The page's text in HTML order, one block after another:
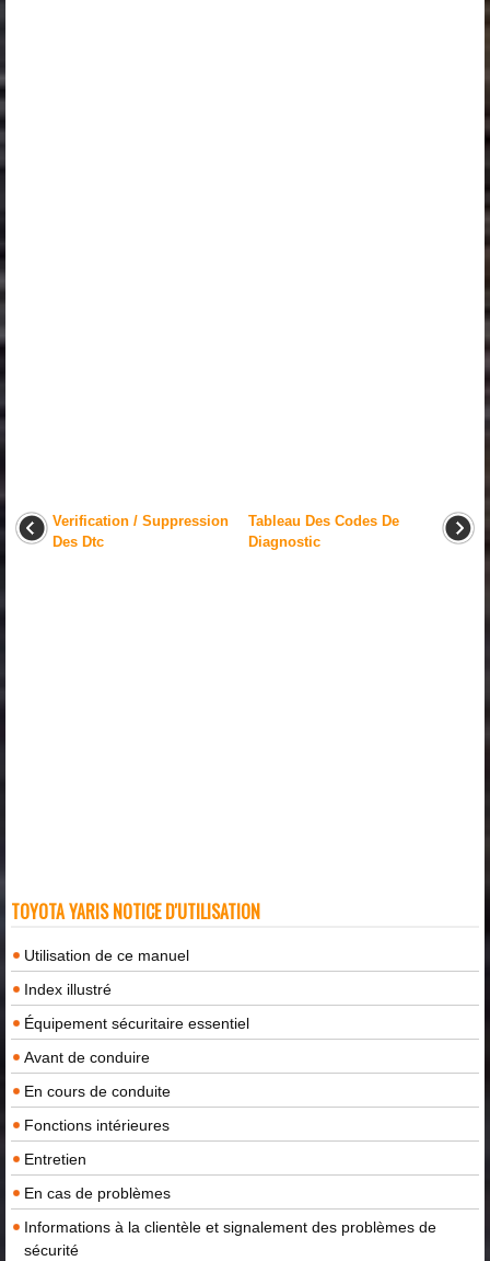
Verification / Suppression
Des Dtc
Tableau Des Codes De
Diagnostic
TOYOTA YARIS NOTICE D'UTILISATION
Utilisation de ce manuel
Index illustré
Équipement sécuritaire essentiel
Avant de conduire
En cours de conduite
Fonctions intérieures
Entretien
En cas de problèmes
Informations à la clientèle et signalement des problèmes de
sécurité